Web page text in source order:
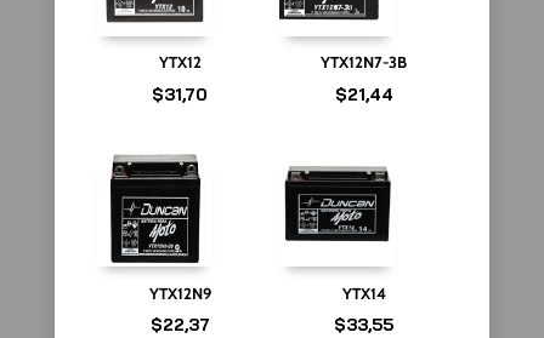
YTX12
$31,70
YTX12N7-3B
$21,44
YTX12N9
$22,37
YTX14
$33,55